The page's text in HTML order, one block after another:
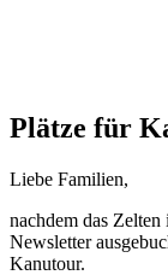
Plätze für
Liebe Familien,
nachdem das
Newsletter
Kanutour.